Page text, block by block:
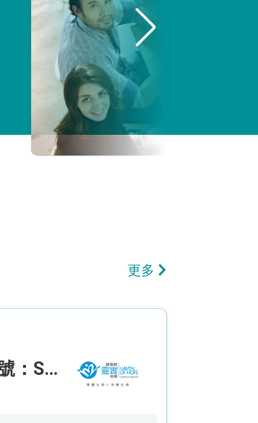
更多
高級技工/技工 (編號：SSO/FM/A/CTE)